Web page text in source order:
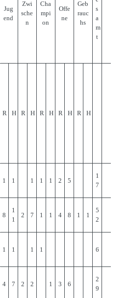
Jug
end
Zwi
sche
n
Cha
mpi
on
Offe
ne
Geb
rauc
hs
s
a
m
t
R H R H R H R H R H
1 1 1 1 1 2 5
1
7
8
1
1
2 7 1 1 4 8 1 1
5
2
1 1 1 1 6
4 7 2 2 1 3 6
2
9